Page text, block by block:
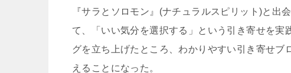
『サラとソロモン』(ナチュラルスピリット)と出
て、「いい気分を選択する」という引き寄せを実
グを立ち上げたところ、わかりやすい引き寄せ
えることになった。